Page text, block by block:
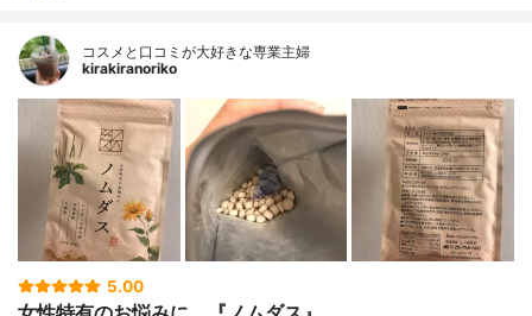
コスメと口コミが大好きな専業主婦
kirakiranoriko
5.00